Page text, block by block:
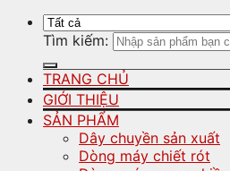
Tìm kiếm:
TRANG CHỦ
GIỚI THIỆU
SẢN PHẨM
Dây chuyền sản xuất
Dòng máy chiết rót